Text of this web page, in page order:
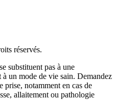
réservés.
substituent pas à une
un mode de vie sain. Demandez
prise, notamment en cas de
allaitement ou pathologie